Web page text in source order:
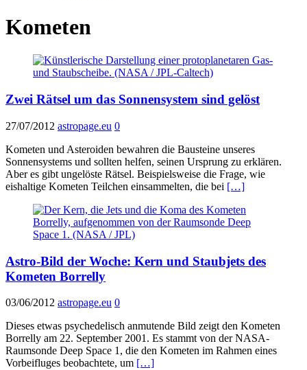
Kometen
Zwei Rätsel um das Sonnensystem sind gelöst
27/07/2012 astropage.eu 0
Kometen und Asteroiden bewahren die Bausteine unseres
Sonnensystems und sollten helfen, seinen Ursprung zu erklären.
Aber es gibt ungelöste Rätsel. Beispielsweise die Frage, wie
eishaltige Kometen Teilchen einsammelten, die bei […]
Astro-Bild der Woche: Kern und Staubjets des
Kometen Borrelly
03/06/2012 astropage.eu 0
Dieses etwas psychedelisch anmutende Bild zeigt den Kometen
Borrelly am 22. September 2001. Es stammt von der NASA-
Raumsonde Deep Space 1, die den Kometen im Rahmen eines
Vorbeifluges beobachtete, um […]